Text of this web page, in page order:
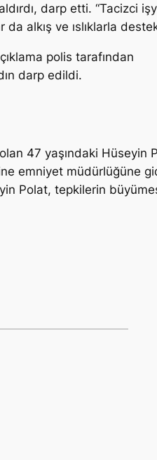
darp etti. “Tacizci
da alkış ve ıslıklarla
polis tarafından
darp edildi.
47 yaşındaki Hüseyin
emniyet müdürlüğüne
Polat, tepkilerin